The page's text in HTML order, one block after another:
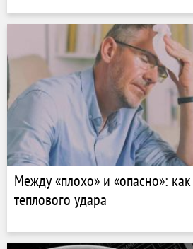
Между «плохо» и «опасно»:
теплового удара